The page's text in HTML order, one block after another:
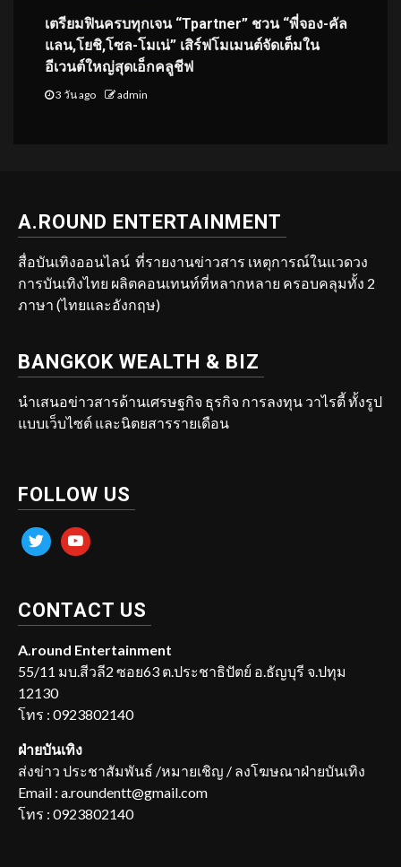
เตรียมฟินครบทุกเจน “Tpartner” ชวน “พี่จอง-คัล
แลน,โยชิ,โซล-โมเน่” เสิร์ฟโมเมนต์จัดเต็มใน
อีเวนต์ใหญ่สุดเอ็กคลูชีฟ
3 วัน ago admin
A.ROUND ENTERTAINMENT
สื่อบันเทิงออนไลน์ ที่รายงานข่าวสาร เหตุการณ์ในแวดวง
การบันเทิงไทย ผลิตคอนเทนท์ที่หลากหลาย ครอบคลุมทั้ง 2
ภาษา (ไทยและอังกฤษ)
BANGKOK WEALTH & BIZ
นำเสนอข่าวสารด้านเศรษฐกิจ ธุรกิจ การลงทุน วาไรตี้ ทั้งรูป
แบบเว็บไซต์ และนิตยสารรายเดือน
FOLLOW US
twitter youtube
CONTACT US
A.round Entertainment
55/11 มบ.สีวลี2 ซอย63 ต.ประชาธิปัตย์ อ.ธัญบุรี จ.ปทุม
12130
โทร : 0923802140
ฝ่ายบันเทิง
ส่งข่าว ประชาสัมพันธ์ /หมายเชิญ / ลงโฆษณาฝ่ายบันเทิง
Email : a.roundentt@gmail.com
โทร : 0923802140